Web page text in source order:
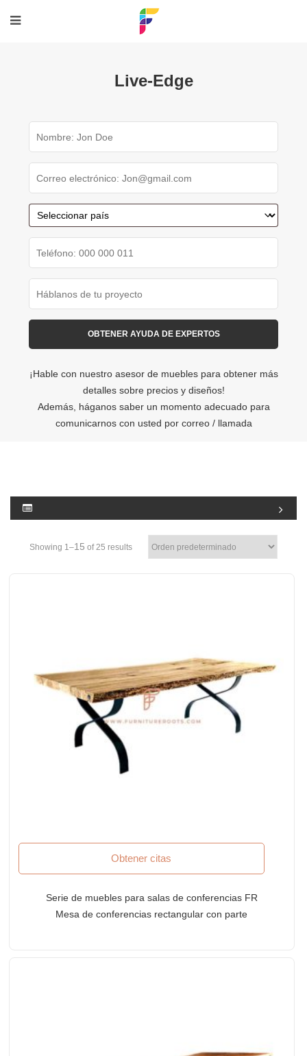
Live-Edge
¡Hable con nuestro asesor de muebles para obtener más
detalles sobre precios y diseños!
Además, háganos saber un momento adecuado para
comunicarnos con usted por correo / llamada
Showing 1–15 of 25 results
Obtener citas
Serie de muebles para salas de conferencias FR
Mesa de conferencias rectangular con parte